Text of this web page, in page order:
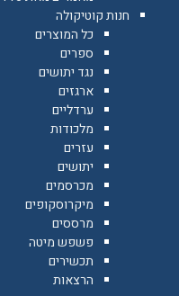
חנות קוטיקולה
כל המוצרים
ספרים
נגד יתושים
ארגזים
ערדליים
מלכודות
עזרים
יתושים
מכרסמים
מיקרוסקופים
מרססים
פשפש מיטה
תכשירים
הרצאות